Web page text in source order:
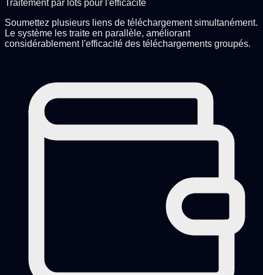
Traitement par lots pour l'efficacité
Soumettez plusieurs liens de téléchargement simultanément.
Le système les traite en parallèle, améliorant
considérablement l'efficacité des téléchargements groupés.